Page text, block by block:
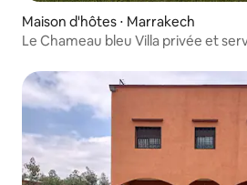
Maison d'hôtes ⋅ Marrakech
Le Chameau bleu Villa privée et